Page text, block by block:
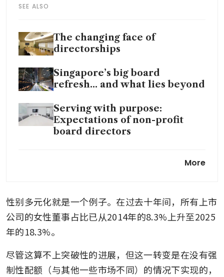
SEE ALSO
The changing face of
directorships
Singapore’s big board
refresh... and what lies beyond
Serving with purpose:
Expectations of non-profit
board directors
More
性别多元化就是一个例子。在过去十年间，所有上市
公司的女性董事占比已从2014年的8.3%上升至2025
年的18.3%。
尽管这算不上突破性的进展，但这一转变是在没有强
制性配额（与其他一些市场不同）的情况下实现的，